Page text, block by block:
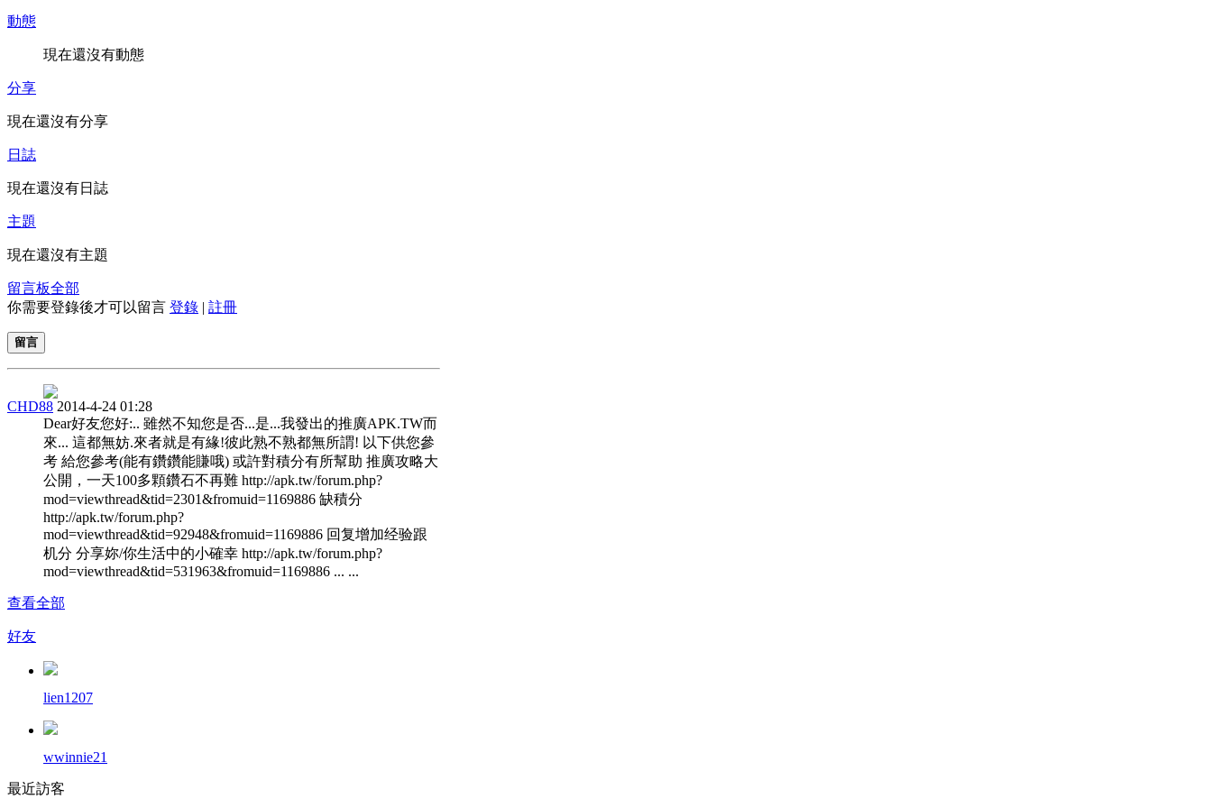
動態
現在還沒有動態
分享
現在還沒有分享
日誌
現在還沒有日誌
主題
現在還沒有主題
留言板全部
你需要登錄後才可以留言 登錄 | 註冊
留言
CHD88 2014-4-24 01:28
Dear好友您好:.. 雖然不知您是否...是...我發出的推廣APK.TW而
來... 這都無妨.來者就是有緣!彼此熟不熟都無所謂! 以下供您參
考 給您參考(能有鑽鑽能賺哦) 或許對積分有所幫助 推廣攻略大
公開，一天100多顆鑽石不再難 http://apk.tw/forum.php?
mod=viewthread&tid=2301&fromuid=1169886 缺積分
http://apk.tw/forum.php?
mod=viewthread&tid=92948&fromuid=1169886 回复增加经验跟
机分 分享妳/你生活中的小確幸 http://apk.tw/forum.php?
mod=viewthread&tid=531963&fromuid=1169886 ... ...
查看全部
好友
lien1207
wwinnie21
最近訪客